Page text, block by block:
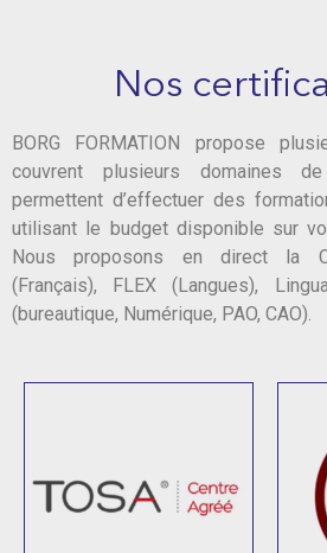
Nos
BORG FORMATION propose
couvrent plusieurs domaines
permettent d’effectuer des
utilisant le budget disponible sur
Nous proposons en direct la
(Français), FLEX (Langues),
(bureautique, Numérique, PAO, CAO).